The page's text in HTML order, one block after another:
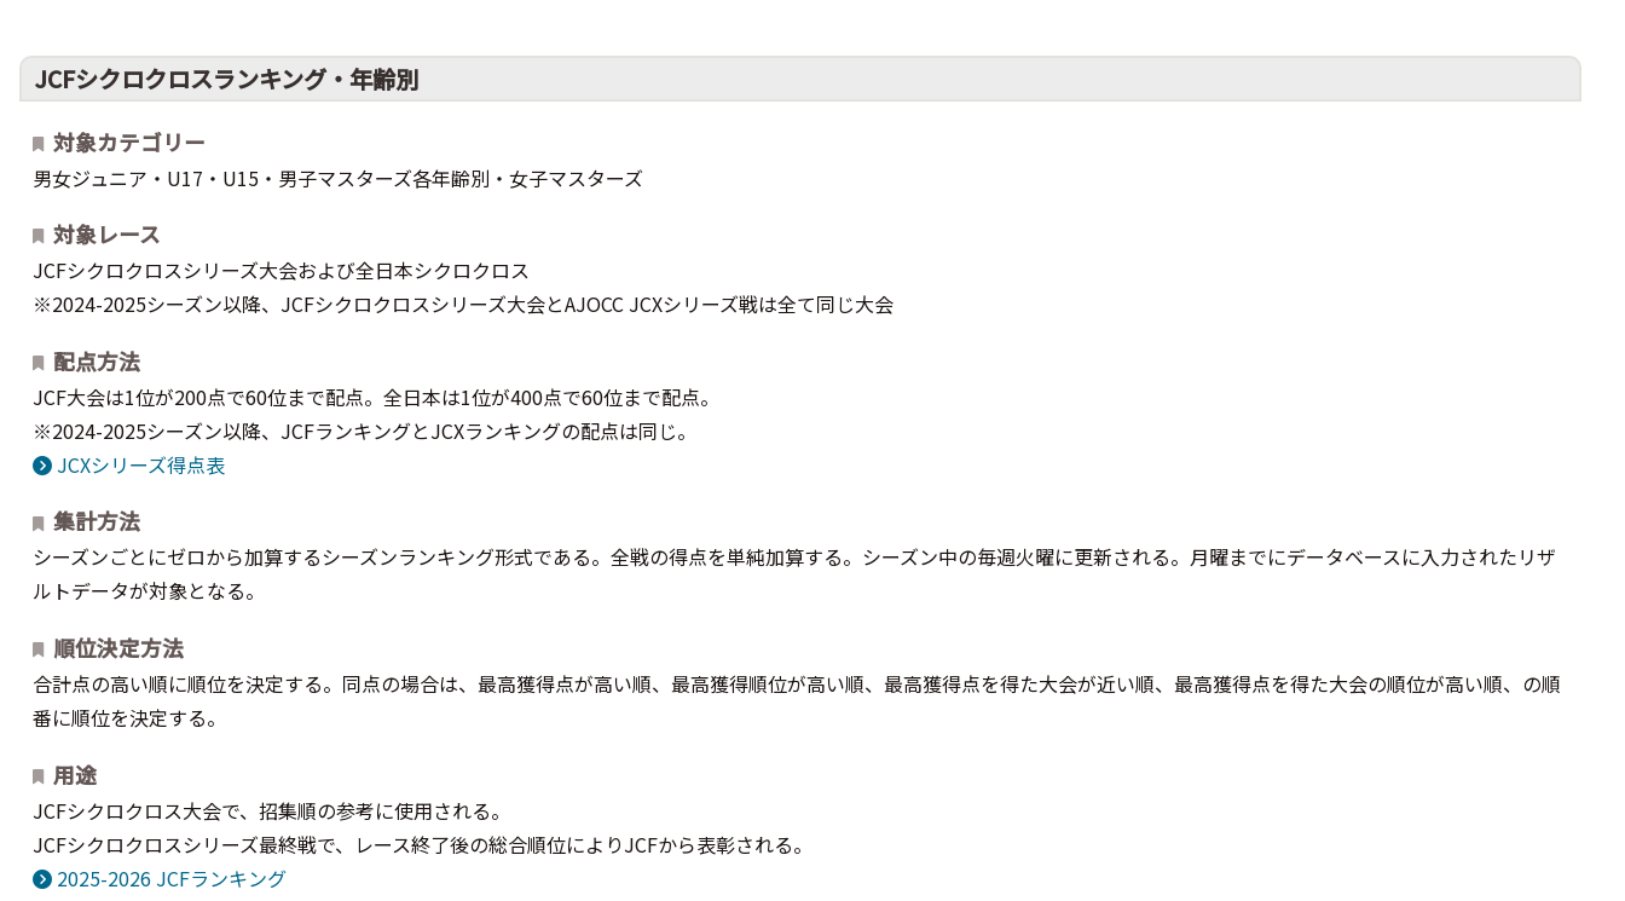
JCFシクロクロスランキング・年齢別
対象カテゴリー
男女ジュニア・U17・U15・男子マスターズ各年齢別・女子マスターズ
対象レース
JCFシクロクロスシリーズ大会および全日本シクロクロス
※2024-2025シーズン以降、JCFシクロクロスシリーズ大会とAJOCC JCXシリーズ戦は全て同じ大会
配点方法
JCF大会は1位が200点で60位まで配点。全日本は1位が400点で60位まで配点。
※2024-2025シーズン以降、JCFランキングとJCXランキングの配点は同じ。
JCXシリーズ得点表
集計方法
シーズンごとにゼロから加算するシーズンランキング形式である。全戦の得点を単純加算する。シーズン中の毎週火曜に更新される。月曜までにデータベースに入力されたリザ
ルトデータが対象となる。
順位決定方法
合計点の高い順に順位を決定する。同点の場合は、最高獲得点が高い順、最高獲得順位が高い順、最高獲得点を得た大会が近い順、最高獲得点を得た大会の順位が高い順、の順
番に順位を決定する。
用途
JCFシクロクロス大会で、招集順の参考に使用される。
JCFシクロクロスシリーズ最終戦で、レース終了後の総合順位によりJCFから表彰される。
2025-2026 JCFランキング